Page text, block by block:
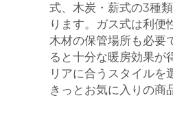
式、木炭・薪式の3種
ります。ガス式は利便
木材の保管場所も必要
ると十分な暖房効果が
リアに合うスタイルを
きっとお気に入りの商